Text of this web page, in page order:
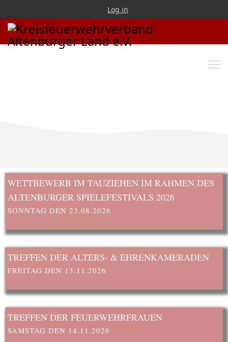
Log in
WETTBEWERB IM TAUZIEHEN IM RAHMEN DES
ALTENBURGER SPIELEFESTIVALS 2026
SONNTAG DEN 23.08.2026
TREFFEN DER ALTERS- & EHRENKAMERADEN
FREITAG DEN 13.11.2026
TREFFEN DER FEUERWEHRFRAUEN
SAMSTAG DEN 14.11.2026